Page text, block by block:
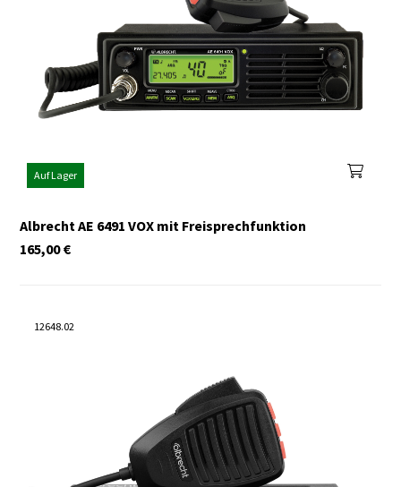
Auf Lager
Albrecht AE 6491 VOX mit Freisprechfunktion
€
165,00
12648.02